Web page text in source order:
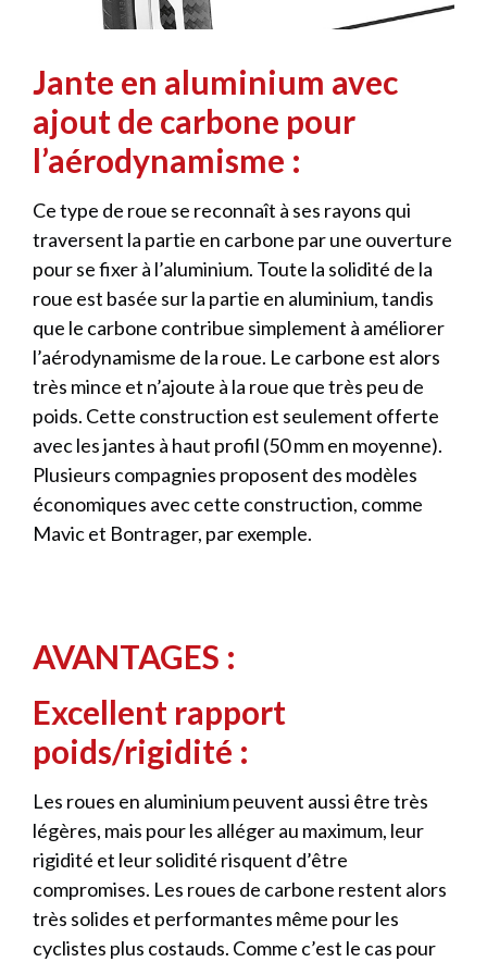
Jante en aluminium avec
ajout de carbone pour
l’aérodynamisme :
Ce type de roue se reconnaît à ses rayons qui
traversent la partie en carbone par une ouverture
pour se fixer à l’aluminium. Toute la solidité de la
roue est basée sur la partie en aluminium, tandis
que le carbone contribue simplement à améliorer
l’aérodynamisme de la roue. Le carbone est alors
très mince et n’ajoute à la roue que très peu de
poids. Cette construction est seulement offerte
avec les jantes à haut profil (50 mm en moyenne).
Plusieurs compagnies proposent des modèles
économiques avec cette construction, comme
Mavic et Bontrager, par exemple.
AVANTAGES :
Excellent rapport
poids/rigidité :
Les roues en aluminium peuvent aussi être très
légères, mais pour les alléger au maximum, leur
rigidité et leur solidité risquent d’être
compromises. Les roues de carbone restent alors
très solides et performantes même pour les
cyclistes plus costauds. Comme c’est le cas pour